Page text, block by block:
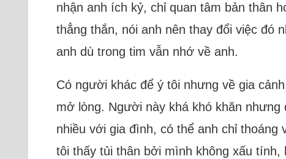
nhận anh ích kỷ, chỉ quan tâm bản thân
thẳng thắn, nói anh nên thay đổi việc đó
anh dù trong tim vẫn nhớ về anh.
Có người khác để ý tôi nhưng về gia
mở lòng. Người này khá khó khăn
nhiều với gia đình, có thể anh chỉ
tôi thấy tủi thân bởi mình không xấu